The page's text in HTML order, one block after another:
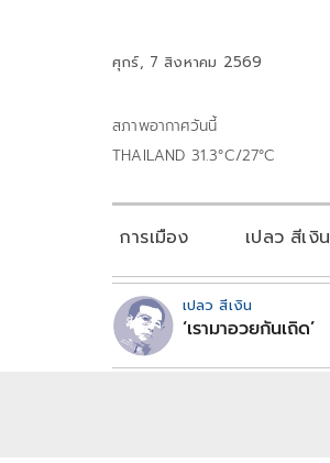
ศุกร์, 7 สิงหาคม 2569
สภาพอากาศวันนี้
THAILAND 31.3°C/27°C
การเมือง เปลว สีเงิน
เปลว สีเงิน
‘เรามาอวยกันเถิด’